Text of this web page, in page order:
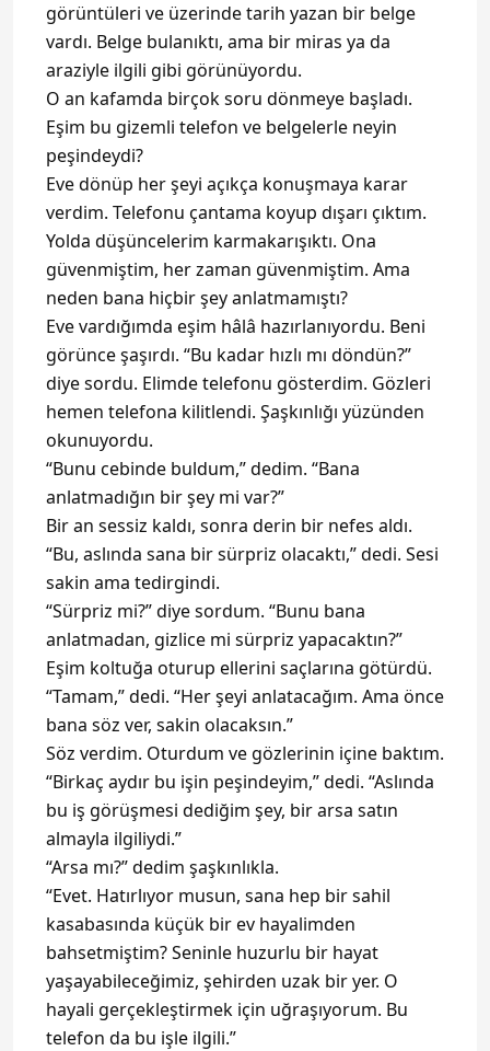
görüntüleri ve üzerinde tarih yazan bir belge
vardı. Belge bulanıktı, ama bir miras ya da
araziyle ilgili gibi görünüyordu.
O an kafamda birçok soru dönmeye başladı.
Eşim bu gizemli telefon ve belgelerle neyin
peşindeydi?
Eve dönüp her şeyi açıkça konuşmaya karar
verdim. Telefonu çantama koyup dışarı çıktım.
Yolda düşüncelerim karmakarışıktı. Ona
güvenmiştim, her zaman güvenmiştim. Ama
neden bana hiçbir şey anlatmamıştı?
Eve vardığımda eşim hâlâ hazırlanıyordu. Beni
görünce şaşırdı. “Bu kadar hızlı mı döndün?”
diye sordu. Elimde telefonu gösterdim. Gözleri
hemen telefona kilitlendi. Şaşkınlığı yüzünden
okunuyordu.
“Bunu cebinde buldum,” dedim. “Bana
anlatmadığın bir şey mi var?”
Bir an sessiz kaldı, sonra derin bir nefes aldı.
“Bu, aslında sana bir sürpriz olacaktı,” dedi. Sesi
sakin ama tedirgindi.
“Sürpriz mi?” diye sordum. “Bunu bana
anlatmadan, gizlice mi sürpriz yapacaktın?”
Eşim koltuğa oturup ellerini saçlarına götürdü.
“Tamam,” dedi. “Her şeyi anlatacağım. Ama önce
bana söz ver, sakin olacaksın.”
Söz verdim. Oturdum ve gözlerinin içine baktım.
“Birkaç aydır bu işin peşindeyim,” dedi. “Aslında
bu iş görüşmesi dediğim şey, bir arsa satın
almayla ilgiliydi.”
“Arsa mı?” dedim şaşkınlıkla.
“Evet. Hatırlıyor musun, sana hep bir sahil
kasabasında küçük bir ev hayalimden
bahsetmiştim? Seninle huzurlu bir hayat
yaşayabileceğimiz, şehirden uzak bir yer. O
hayali gerçekleştirmek için uğraşıyorum. Bu
telefon da bu işle ilgili.”